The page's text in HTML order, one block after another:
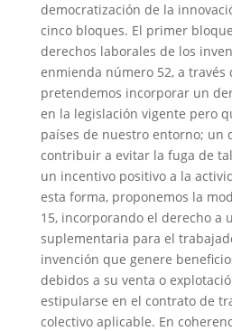
democratización de la
cinco bloques. El primer
derechos laborales de los
enmienda número 52, a través
pretendemos incorporar un
en la legislación vigente pero
países de nuestro entorno; un
contribuir a evitar la fuga de
un incentivo positivo a la
esta forma, proponemos la
15, incorporando el derecho a
suplementaria para el
invención que genere
debidos a su venta o
estipularse en el contrato de
colectivo aplicable. En